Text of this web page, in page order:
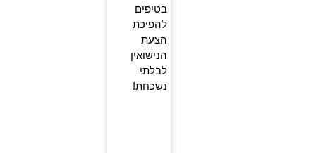
בטיפים
להפיכת
הצעת
הנישואין
לבלתי
נשכחת!